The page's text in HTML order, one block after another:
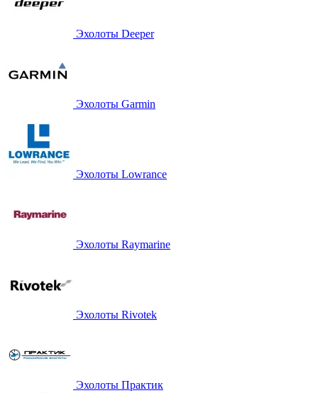
Эхолоты Deeper
Эхолоты Garmin
Эхолоты Lowrance
Эхолоты Raymarine
Эхолоты Rivotek
Эхолоты Практик